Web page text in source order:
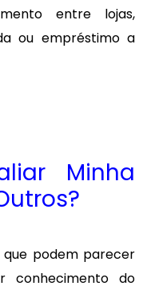
entre lojas,
ou empréstimo a
Minha
que podem parecer
conhecimento do